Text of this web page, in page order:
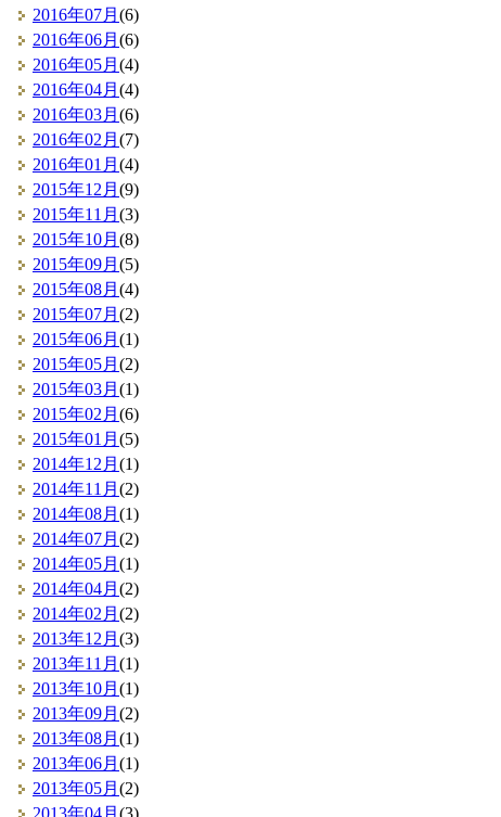
2016年07月 (6)
2016年06月 (6)
2016年05月 (4)
2016年04月 (4)
2016年03月 (6)
2016年02月 (7)
2016年01月 (4)
2015年12月 (9)
2015年11月 (3)
2015年10月 (8)
2015年09月 (5)
2015年08月 (4)
2015年07月 (2)
2015年06月 (1)
2015年05月 (2)
2015年03月 (1)
2015年02月 (6)
2015年01月 (5)
2014年12月 (1)
2014年11月 (2)
2014年08月 (1)
2014年07月 (2)
2014年05月 (1)
2014年04月 (2)
2014年02月 (2)
2013年12月 (3)
2013年11月 (1)
2013年10月 (1)
2013年09月 (2)
2013年08月 (1)
2013年06月 (1)
2013年05月 (2)
2013年04月 (3)